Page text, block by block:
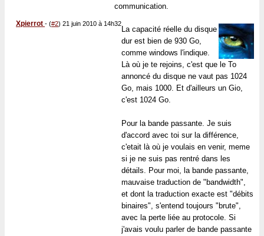
communication.
Xpierrot - (#2) 21 juin 2010 à 14h32
La capacité réelle du disque
dur est bien de 930 Go,
comme windows l'indique.
Là où je te rejoins, c'est que le To
annoncé du disque ne vaut pas 1024
Go, mais 1000. Et d'ailleurs un Gio,
c'est 1024 Go.
Pour la bande passante. Je suis
d'accord avec toi sur la différence,
c'etait là où je voulais en venir, meme
si je ne suis pas rentré dans les
détails. Pour moi, la bande passante,
mauvaise traduction de "bandwidth",
et dont la traduction exacte est "débits
binaires", s'entend toujours "brute",
avec la perte liée au protocole. Si
j'avais voulu parler de bande passante